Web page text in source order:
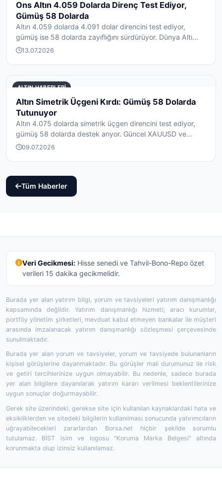
Ons Altın 4.059 Dolarda Direnç Test Ediyor,
Gümüş 58 Dolarda
Altın 4.059 dolarda 4.091 dolar direncini test ediyor,
gümüş ise 58 dolarda zayıflığını sürdürüyor. Dünya Altı...
13.07.2026
ALTIN HABERLERI
Altın Simetrik Üçgeni Kırdı: Gümüş 58 Dolarda
Tutunuyor
Altın 4.075 dolarda simetrik üçgen direncini test ediyor,
gümüş 58 dolarda destek arıyor. Güncel XAUUSD ve
XAG...
09.07.2026
Tüm Haberler
Veri Gecikmesi:Hisse senedi ve Tahvil-Bono-Repo özet
verileri 15 dakika gecikmelidir.
Burada yer alan yatırım bilgi, yorum ve tavsiyeleri yatırım danışmanlığı
kapsamında değildir. Yatırım danışmanlığı hizmeti; aracı kurumlar,
portföy yönetim şirketleri, mevduat kabul etmeyen bankalar ile müşteri
arasında imzalanacak yatırım danışmanlığı sözleşmesi çerçevesinde
sunulmaktadır.
Burada yer alan yorum ve tavsiyeler, yorum ve tavsiyede bulunanların
kişisel görüşlerine dayanmaktadır. Bu görüşler mali durumunuz ile risk
ve getiri tercihlerinize uygun olmayabilir. Bu nedenle, sadece burada
yer alan bilgilere dayanılarak yatırım kararı verilmesi beklentilerinize
uygun sonuçlar doğurmayabilir.
Gerek site üzerindeki, gerekse site için kullanılan kaynaklardaki hata ve
eksikliklerden ve sitedeki bilgilerin kullanılması sonucunda yatırımcıların
uğrayabilecekleri zararlardan Borsa.net hiçbir şekilde sorumlu
tutulamaz. BİST isim ve logosu "Koruma Marka Belgesi" altında
korunmakta olup izinsiz kullanılamaz.